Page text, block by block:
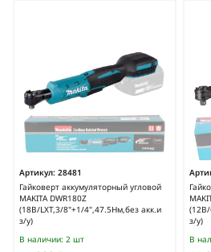
Артикул: 28481
Гайковерт аккумуляторный угловой
MAKITA DWR180Z
(18В/LXT,3/8"+1/4",47.5Нм,без акк.и
з/у)
В наличии: 2 шт
(12В/
з/у)
В